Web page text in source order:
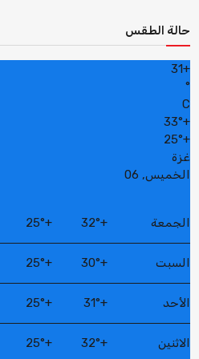
حالة الطقس
+
31
°
C
+
33°
+
25°
غزة
الخميس, 06
الجمعة +
32°
+
25°
السبت +
30°
+
25°
الأحد +
31°
+
25°
الاثنين +
32°
+
25°